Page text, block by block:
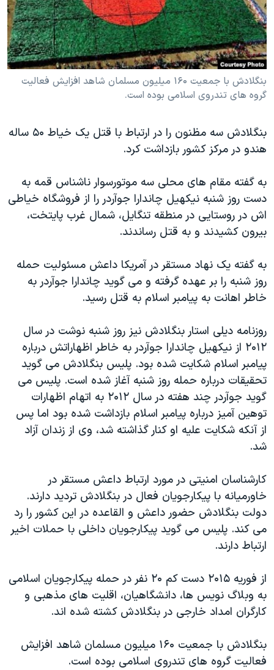
فرهنگ و زندگی
حقوق شهروندی
اقتصادی
علم و فناوری
اسرائیل در جنگ
آرشیو پخش زنده
مستندها
انتخابات ریاست جمهوری آمریکا ۲۰۲۴
حمله جمهوری اسلامی به اسرائیل
رمز مهسا
ورزش زنان در ایران
مجموعه مستندهای دادخواهی
دادگاه حمید نوری
چهل سال گروگان‌گیری
قانون شفافیت دارائی کادر رهبری ایران
اسرائیل در جنگ
نرگس محمدی برنده جایزه نوبل صلح
صفحه‌های ویژه
سفر پرزیدنت ترامپ به چین
دنبال کنید
زبانهای مختلف
بنگلادش با جمعیت ۱۶۰ میلیون مسلمان شاهد افزایش فعالیت
گروه های تندروی اسلامی بوده است.
بنگلادش سه مظنون را در ارتباط با قتل یک خیاط ۵۰ ساله
هندو در مرکز کشور بازداشت کرد.
به گفته مقام های محلی سه موتورسوار ناشناس قمه به
دست روز شنبه نیکهیل چاندارا جوآردر را از فروشگاه خیاطی
اش در روستایی در منطقه تنگایل، شمال غرب پایتخت،
بیرون کشیدند و به قتل رساندند.
به گفته یک نهاد مستقر در آمریکا داعش مسئولیت حمله
روز شنبه را بر عهده گرفته و می گوید چاندارا جوآردر به
خاطر اهانت به پیامبر اسلام به قتل رسید.
روزنامه دیلی استار بنگلادش نیز روز شنبه نوشت در سال
۲۰۱۲ از نیکهیل چاندارا جوآردر به خاطر اظهاراتش درباره
پیامبر اسلام شکایت شده بود. پلیس بنگلادش می گوید
تحقیقات درباره حمله روز شنبه آغاز شده است. پلیس می
گوید جوآردر چند هفته در سال ۲۰۱۲ به اتهام اظهارات
توهین آمیز درباره پیامبر اسلام بازداشت شده بود اما پس
از آنکه شکایت علیه او کنار گذاشته شد، وی از زندان آزاد
شد.
کارشناسان امنیتی در مورد ارتباط داعش مستقر در
خاورمیانه با پیکارجویان فعال در بنگلادش تردید دارند.
دولت بنگلادش حضور داعش و القاعده در این کشور را رد
می کند. پلیس می گوید پیکارجویان داخلی با حملات اخیر
ارتباط دارند.
از فوریه ۲۰۱۵ دست کم ۲۰ نفر در حمله پیکارجویان اسلامی
به وبلاگ نویس ها، دانشگاهیان، اقلیت های مذهبی و
کارگران امداد خارجی در بنگلادش کشته شده اند.
بنگلادش با جمعیت ۱۶۰ میلیون مسلمان شاهد افزایش
فعالیت گروه های تندروی اسلامی بوده است.